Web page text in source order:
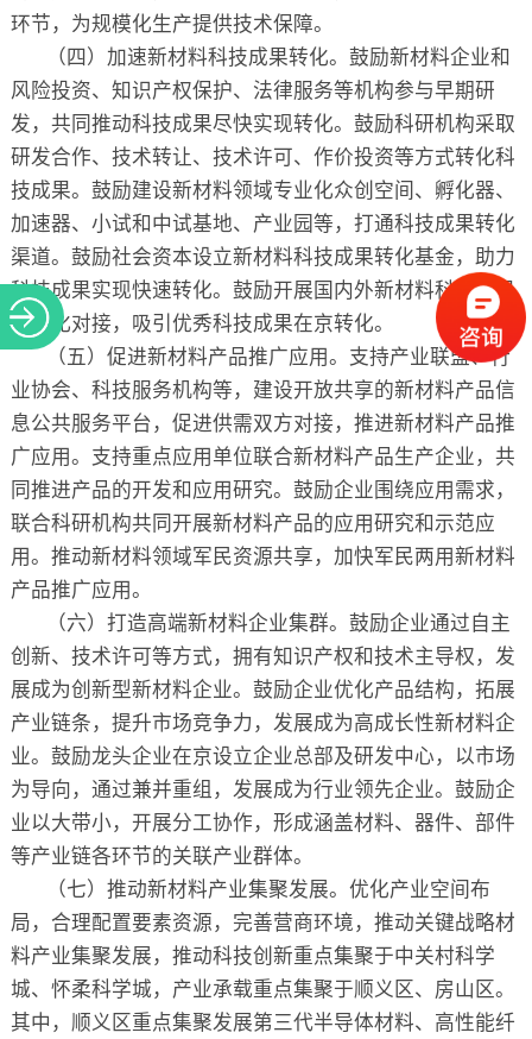
环节，为规模化生产提供技术保障。
（四）加速新材料科技成果转化。鼓励新材料企业和
风险投资、知识产权保护、法律服务等机构参与早期研
发，共同推动科技成果尽快实现转化。鼓励科研机构采取
研发合作、技术转让、技术许可、作价投资等方式转化科
技成果。鼓励建设新材料领域专业化众创空间、孵化器、
加速器、小试和中试基地、产业园等，打通科技成果转化
渠道。鼓励社会资本设立新材料科技成果转化基金，助力
科技成果实现快速转化。鼓励开展国内外新材料科技成果
的转化对接，吸引优秀科技成果在京转化。
（五）促进新材料产品推广应用。支持产业联盟、行
业协会、科技服务机构等，建设开放共享的新材料产品信
息公共服务平台，促进供需双方对接，推进新材料产品推
广应用。支持重点应用单位联合新材料产品生产企业，共
同推进产品的开发和应用研究。鼓励企业围绕应用需求，
联合科研机构共同开展新材料产品的应用研究和示范应
用。推动新材料领域军民资源共享，加快军民两用新材料
产品推广应用。
（六）打造高端新材料企业集群。鼓励企业通过自主
创新、技术许可等方式，拥有知识产权和技术主导权，发
展成为创新型新材料企业。鼓励企业优化产品结构，拓展
产业链条，提升市场竞争力，发展成为高成长性新材料企
业。鼓励龙头企业在京设立企业总部及研发中心，以市场
为导向，通过兼并重组，发展成为行业领先企业。鼓励企
业以大带小，开展分工协作，形成涵盖材料、器件、部件
等产业链各环节的关联产业群体。
（七）推动新材料产业集聚发展。优化产业空间布
局，合理配置要素资源，完善营商环境，推动关键战略材
料产业集聚发展，推动科技创新重点集聚于中关村科学
城、怀柔科学城，产业承载重点集聚于顺义区、房山区。
其中，顺义区重点集聚发展第三代半导体材料、高性能纤